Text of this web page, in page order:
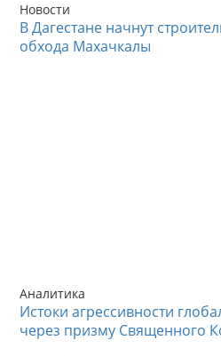
Новости
В Дагестане начнут
обхода Махачкалы
Аналитика
Истоки агрессивности
через призму Священного